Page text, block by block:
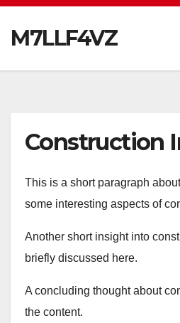
M7LLF4VZ
Construction
This is a short paragraph
some interesting aspects of
Another short insight into
briefly discussed here.
A concluding thought about
the content.